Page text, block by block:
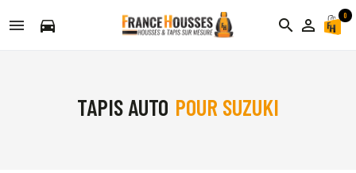
directions_car search person_outline
0
TAPIS AUTO POUR SUZUKI